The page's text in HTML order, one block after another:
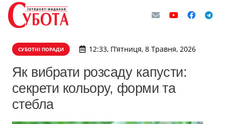
СУБОТНІ ПОРАДИ 12:33, П’ятниця, 8 Травня, 2026
Як вибрати розсаду капусти:
секрети кольору, форми та
стебла